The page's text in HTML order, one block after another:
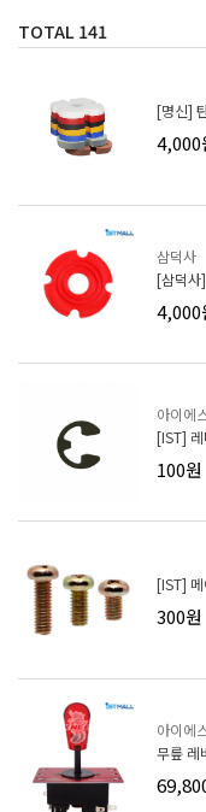
TOTAL 141
[명신]
4,000
삼덕사
[삼덕사
4,000
아이에
[IST] 레
100원
[IST] 메
300원
아이에
무릎 레